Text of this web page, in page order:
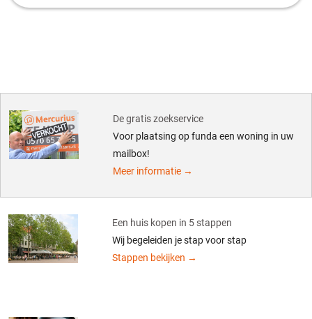
De gratis zoekservice
Voor plaatsing op funda een woning in uw
mailbox!
Meer informatie →
Een huis kopen in 5 stappen
Wij begeleiden je stap voor stap
Stappen bekijken →